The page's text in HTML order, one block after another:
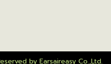
by Earsaireasy Co.,Ltd.